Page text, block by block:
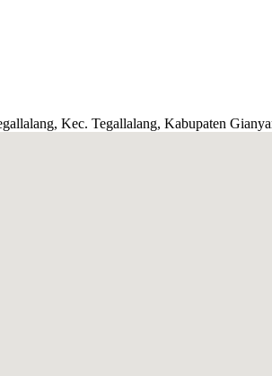
Kec. Tegallalang, Kabupaten